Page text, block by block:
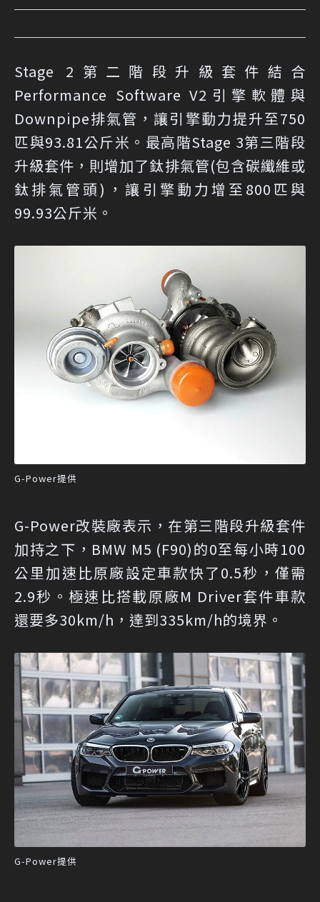
Stage 2第二階段升級套件結合
Performance Software V2引擎軟體與
Downpipe排氣管，讓引擎動力提升至750
匹與93.81公斤米。最高階Stage 3第三階段
升級套件，則增加了鈦排氣管(包含碳纖維或
鈦排氣管頭)，讓引擎動力增至800匹與
99.93公斤米。
G-Power提供
G-Power改裝廠表示，在第三階段升級套件
加持之下，BMW M5 (F90)的0至每小時100
公里加速比原廠設定車款快了0.5秒，僅需
2.9秒。極速比搭載原廠M Driver套件車款
還要多30km/h，達到335km/h的境界。
G-Power提供